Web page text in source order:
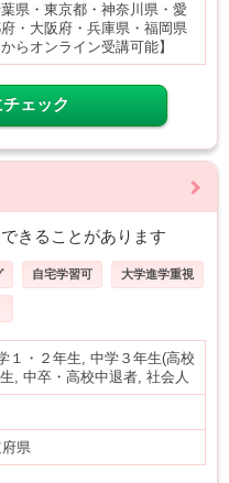
県・東京都・神奈川県・愛
・大阪府・兵庫県・福岡県
からオンライン受講可能】
ェック
きることがあります
自宅学習可 大学進学重視
１・２年生, 中学３年生(高校
, 中卒・高校中退者, 社会人
県